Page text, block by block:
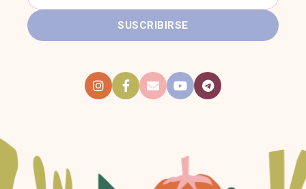
electrónico
SUSCRIBIRSE